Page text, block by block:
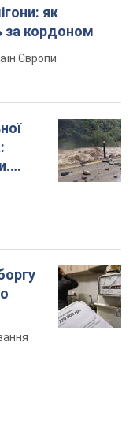
як
за кордоном
Європи